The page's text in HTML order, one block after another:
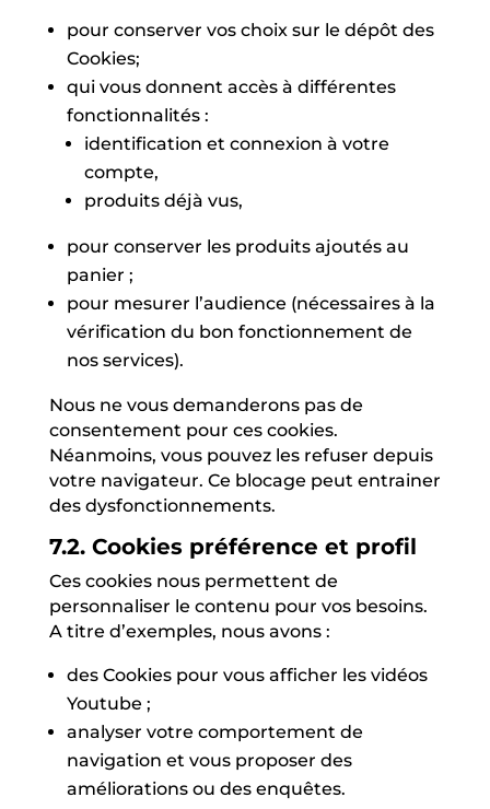
pour conserver vos choix sur le dépôt des
Cookies;
qui vous donnent accès à différentes
fonctionnalités :
identification et connexion à votre
compte,
produits déjà vus,
pour conserver les produits ajoutés au
panier ;
pour mesurer l’audience (nécessaires à la
vérification du bon fonctionnement de
nos services).
Nous ne vous demanderons pas de
consentement pour ces cookies.
Néanmoins, vous pouvez les refuser depuis
votre navigateur. Ce blocage peut entrainer
des dysfonctionnements.
7.2. Cookies préférence et profil
Ces cookies nous permettent de
personnaliser le contenu pour vos besoins.
A titre d’exemples, nous avons :
des Cookies pour vous afficher les vidéos
Youtube ;
analyser votre comportement de
navigation et vous proposer des
améliorations ou des enquêtes.